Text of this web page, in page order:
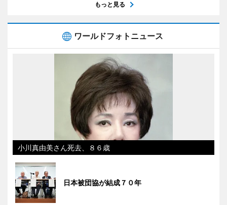
もっと見る
ワールドフォトニュース
小川真由美さん死去、８６歳
日本被団協が結成７０年